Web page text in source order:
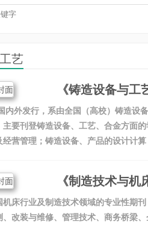
艺
《铸造设备与工
内外发行，系由全国（高校）铸造设
要刊登铸造设备、工艺、合金方面
营管理；铸造设备、产品的设计计
《制造技术与机
床行业及制造技术领域的专业性期
改装与维修、管理技术、商务桥梁